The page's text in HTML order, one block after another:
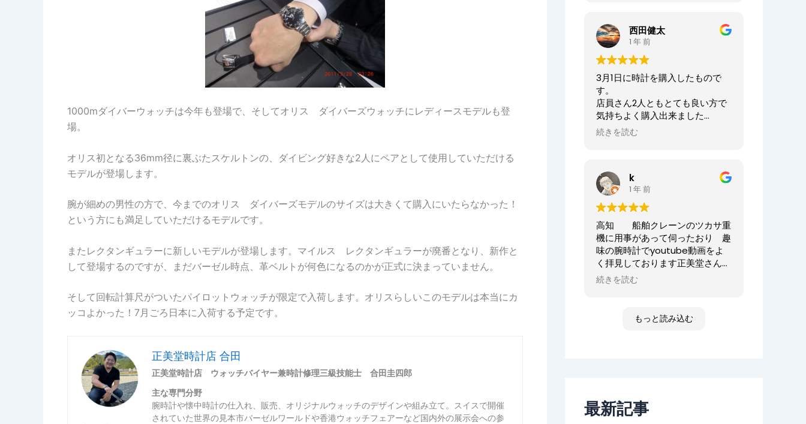
1000mダイバーウォッチは今年も登場で、そしてオリス ダイバーズウォッチにレディースモデルも登
場。
オリス初となる36mm径に裏ぶたスケルトンの、ダイビング好きな2人にペアとして使用していただける
モデルが登場します。
腕が細めの男性の方で、今までのオリス ダイバーズモデルのサイズは大きくて購入にいたらなかった！
という方にも満足していただけるモデルです。
またレクタンギュラーに新しいモデルが登場します。マイルス レクタンギュラーが廃番となり、新作と
して登場するのですが、まだバーゼル時点、革ベルトが何色になるのかが正式に決まっていません。
そして回転計算尺がついたパイロットウォッチが限定で入荷します。オリスらしいこのモデルは本当にカ
ッコよかった！7月ごろ日本に入荷する予定です。
正美堂時計店 合田
正美堂時計店 ウォッチバイヤー兼時計修理三級技能士 合田圭四郎
主な専門分野
腕時計や懐中時計の仕入れ、販売、オリジナルウォッチのデザインや組み立て。スイスで開催
されていた世界の見本市バーゼルワールドや香港ウォッチフェアーなど国内外の展示会への参
ませ。
正美堂時計店でございます。
この度は大切な時計の修理をお任
せいただき誠にありがとうござい
ます。
また、嬉しい口コミも誠にありが
とうございます！！
何度も来ていただき申し訳ござい
ませんでした。
ル等、永くお付き合いいただけま
すと幸いです。
どうぞよろしくお願いいたしま
す。
正美堂時計店スタッフ
西田健太
1 年 前
3月1日に時計を購入したもので
す。
店員さん2人ともとても良い方で
気持ちよく購入出来ました
ありがとうございました
この度は数ある時計店の中から当
店へご来店いただき誠にありがと
うございました。
また、嬉しいまで、誠に口コミい
ただきありがとうございます。
大切な時計選びにお立ち会いでき
てとても嬉しかったです
またベルトのサイズが合わなくな
正美堂スタッフ
続きを読む
k
1 年 前
高知 船舶クレーンのツカサ重
機に用事があって伺ったおり 趣
味の腕時計でyoutube動画をよ
く拝見しております正美堂さん
へ 冷やかしで伺ってしまいまし
た ゴメンなさい 小心者ですか
な時間でした
高知 あと何回伺う事があるだ
セイコーのオートクォーツ 褒め
てもらえた！
続きを読む
もっと読み込む
最新記事